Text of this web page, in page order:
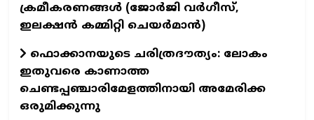
ക്രമീകരണങ്ങൾ (ജോർജി വർഗീസ്,
ഇലക്ഷൻ കമ്മിറ്റി ചെയർമാൻ)
ഫൊക്കാനയുടെ ചരിത്രദൗത്യം: ലോകം
ഇതുവരെ കാണാത്ത
ചെണ്ടപ്പഞ്ചാരിമേളത്തിനായി അമേരിക്ക
ഒരുമിക്കുന്നു